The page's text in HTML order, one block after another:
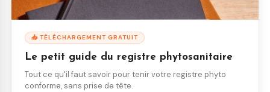
📥 TÉLÉCHARGEMENT GRATUIT
Le petit guide du registre phytosanitaire
Tout ce qu'il faut savoir pour tenir votre registre phyto
conforme, sans prise de tête.